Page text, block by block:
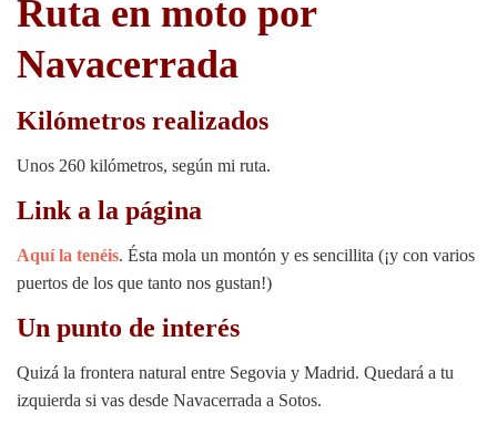
Ruta en moto por
Navacerrada
Kilómetros realizados
Unos 260 kilómetros, según mi ruta.
Link a la página
Aquí la tenéis. Ésta mola un montón y es sencillita (¡y con varios
puertos de los que tanto nos gustan!)
Un punto de interés
Quizá la frontera natural entre Segovia y Madrid. Quedará a tu
izquierda si vas desde Navacerrada a Sotos.